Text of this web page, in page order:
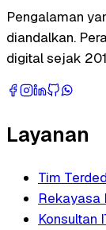
Pengalaman
diandalkan.
digital sejak
Layanan
Tim
Rekayasa
Konsultan